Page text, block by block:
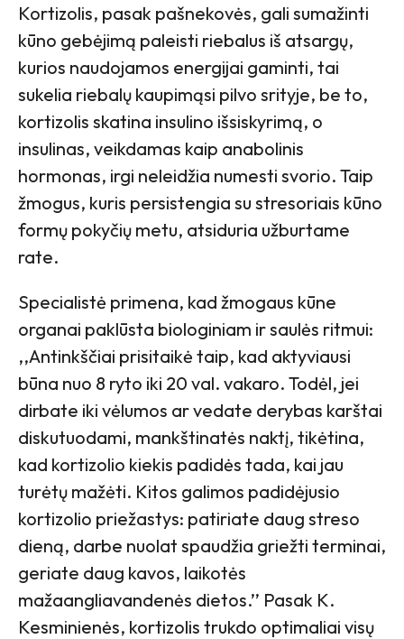
Kortizolis, pasak pašnekovės, gali sumažinti
kūno gebėjimą paleisti riebalus iš atsargų,
kurios naudojamos energijai gaminti, tai
sukelia riebalų kaupimąsi pilvo srityje, be to,
kortizolis skatina insulino išsiskyrimą, o
insulinas, veikdamas kaip anabolinis
hormonas, irgi neleidžia numesti svorio. Taip
žmogus, kuris persistengia su stresoriais kūno
formų pokyčių metu, atsiduria užburtame
rate.
Specialistė primena, kad žmogaus kūne
organai paklūsta biologiniam ir saulės ritmui:
,,Antinkščiai prisitaikė taip, kad aktyviausi
būna nuo 8 ryto iki 20 val. vakaro. Todėl, jei
dirbate iki vėlumos ar vedate derybas karštai
diskutuodami, mankštinatės naktį, tikėtina,
kad kortizolio kiekis padidės tada, kai jau
turėtų mažėti. Kitos galimos padidėjusio
kortizolio priežastys: patiriate daug streso
dieną, darbe nuolat spaudžia griežti terminai,
geriate daug kavos, laikotės
mažaangliavandenės dietos.’’ Pasak K.
Kesminienės, kortizolis trukdo optimaliai visų